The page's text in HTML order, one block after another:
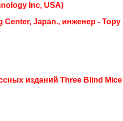
Inc, USA)
Japan., инженер - Тору
изданий Three Blind Mice